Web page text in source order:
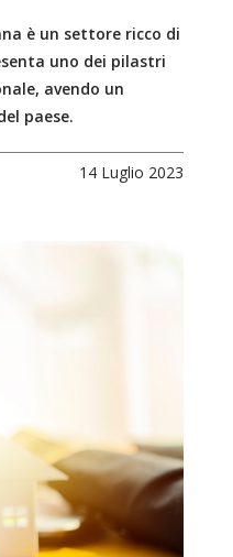
è un settore ricco di
uno dei pilastri
avendo un
paese.
14 Luglio 2023